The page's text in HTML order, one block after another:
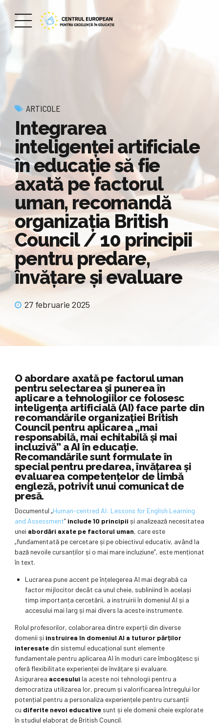
ARTICOLE
Integrarea
inteligenței artificiale
în educație să fie
axată pe factorul
uman, recomandă
organizația British
Council / 10 principii
pentru predare,
învățare și evaluare
27 februarie 2025
O abordare axată pe factorul uman
pentru selectarea și punerea în
aplicare a tehnologiilor ce folosesc
inteligența artificială (AI) face parte din
recomandările organizației British
Council pentru aplicarea „mai
responsabilă, mai echitabilă și mai
incluzivă” a AI în educație.
Recomandările sunt formulate în
special pentru predarea, învățarea și
evaluarea competențelor de limbă
engleză, potrivit unui comunicat de
presă.
Documentul „Human-centred AI: Lessons for English Learning
and Assessment” include 10 principii și analizează necesitatea
unei abordări axate pe factorul uman, care este
„fundamentată pe cercetare și pe obiectivul educativ, având la
bază nevoile cursanților și o mai mare incluziune”, este menționat
în text.
Lucrarea pune accent pe înțelegerea AI mai degrabă ca
factor mijlocitor decât ca unul cheie, subliniind în același
timp importanța cercetării, a instruirii în domeniul AI și a
accesului mai larg și mai divers la aceste instrumente.
Rolul profesorilor, colaborarea dintre experții din diverse
domenii și instruirea în domeniul AI a tuturor părților
interesate din sistemul educațional sunt elemente
fundamentale pentru aplicarea AI în moduri care îmbogățesc și
oferă flexibilitate experienței de învățare și evaluare.
Asigurarea accesului la aceste noi tehnologii pentru a
democratiza utilizarea lor, precum și valorificarea întregului lor
potențial pentru a personaliza experiențele pentru cursanții
cu diferite nevoi educative sunt și ele domenii cheie explorate
în studiul elaborat de British Council.